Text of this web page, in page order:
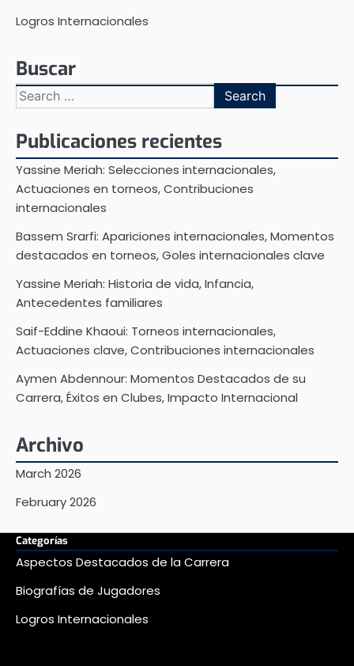
Logros Internacionales
Buscar
Search
for:
Publicaciones recientes
Yassine Meriah: Selecciones internacionales,
Actuaciones en torneos, Contribuciones
internacionales
Bassem Srarfi: Apariciones internacionales, Momentos
destacados en torneos, Goles internacionales clave
Yassine Meriah: Historia de vida, Infancia,
Antecedentes familiares
Saif-Eddine Khaoui: Torneos internacionales,
Actuaciones clave, Contribuciones internacionales
Aymen Abdennour: Momentos Destacados de su
Carrera, Éxitos en Clubes, Impacto Internacional
Archivo
March 2026
February 2026
Categorías
Aspectos Destacados de la Carrera
Biografías de Jugadores
Logros Internacionales